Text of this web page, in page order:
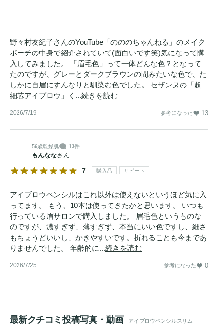
野々村友紀子さんのYouTube「のののちゃんねる」のメイク
ポーチの中身で紹介されていて(面白いです笑)気になって購
入してみました。 「眉毛色」って一体どんな色？となって
たのですが、グレーとダークブラウンの間みたいな色で、た
しかに自眉にすんなりと馴染む色でした。 セザンヌの「超
細芯アイブロウ」く...続きを読む
2026/7/19 参考になった 13
56歳乾燥肌 13件
もんななさん
7 購入品 リピート
アイブロウペンシルはこれ以外は使えないというほど気に入
ってます。 もう、10本は使ってきたかと思います。 いつも
行っている眉サロンで購入しました。 眉毛色というものな
のですが、濃すぎず、薄すぎず、本当にいい色ですし、細さ
もちょうどいいし、かきやすいです。折れることも今まであ
りませんでした。 年齢的に...続きを読む
2026/7/25 参考になった 0
最新クチコミ投稿写真・動画 アイブロウペンシルスリム